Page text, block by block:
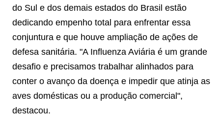
do Sul e dos demais estados do Brasil estão
dedicando empenho total para enfrentar essa
conjuntura e que houve ampliação de ações de
defesa sanitária. "A Influenza Aviária é um grande
desafio e precisamos trabalhar alinhados para
conter o avanço da doença e impedir que atinja as
aves domésticas ou a produção comercial",
destacou.